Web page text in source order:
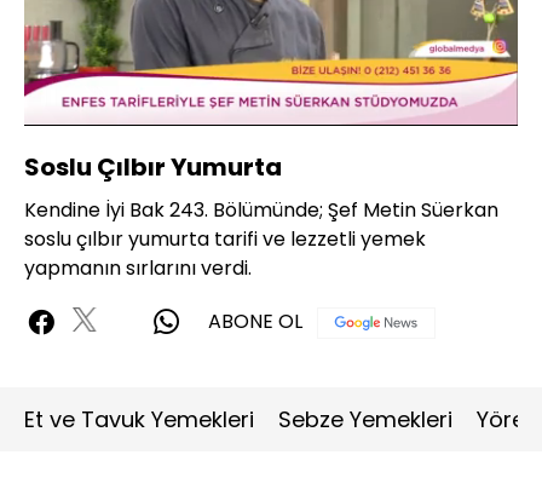
Sesi
Aç
Yüklendi:
3.66%
Oynatma
Hızı
Soslu Çılbır Yumurta
Kendine İyi Bak 243. Bölümünde; Şef Metin Süerkan
soslu çılbır yumurta tarifi ve lezzetli yemek
yapmanın sırlarını verdi.
ABONE OL
Et ve Tavuk Yemekleri Sebze Yemekleri